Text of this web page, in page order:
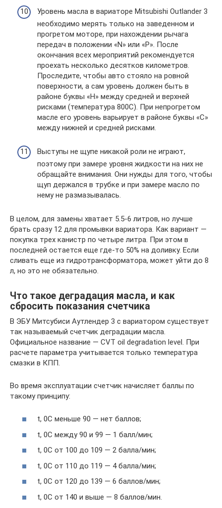
Уровень масла в вариаторе Mitsubishi Outlander 3
необходимо мерять только на заведенном и
прогретом моторе, при нахождении рычага
передач в положении «N» или «P». После
окончания всех мероприятий рекомендуется
проехать несколько десятков километров.
Проследите, чтобы авто стояло на ровной
поверхности, а сам уровень должен быть в
районе буквы «Н» между средней и верхней
рисками (температура 800С). При непрогретом
масле его уровень варьирует в районе буквы «С»
между нижней и средней рисками.
Выступы не щупе никакой роли не играют,
поэтому при замере уровня жидкости на них не
обращайте внимания. Они нужды для того, чтобы
щуп держался в трубке и при замере масло по
нему не размазывалась.
В целом, для замены хватает 5.5-6 литров, но лучше
брать сразу 12 для промывки вариатора. Как вариант —
покупка трех канистр по четыре литра. При этом в
последней остается еще где-то 50% на доливку. Если
сливать еще из гидротрансформатора, может уйти до 8
л, но это не обязательно.
Что такое деградация масла, и как
сбросить показания счетчика
В ЭБУ Митсубиси Аутлендер 3 с вариатором существует
так называемый счетчик деградации масла.
Официальное название — CVT oil degradation level. При
расчете параметра учитывается только температура
смазки в КПП.
Во время эксплуатации счетчик начисляет баллы по
такому принципу:
t, 0С меньше 90 — нет баллов;
t, 0С между 90 и 99 — 1 балл/мин;
t, 0С от 100 до 109 — 2 балла/мин;
t, 0С от 110 до 119 — 4 балла/мин;
t, 0С от 120 до 139 — 6 баллов/мин;
t, 0С от 140 и выше — 8 баллов/мин.